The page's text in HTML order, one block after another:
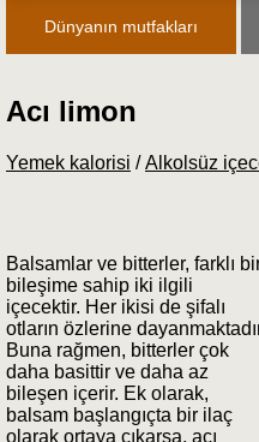
Dünyanın mutfakları
Acı limon
Yemek kalorisi /Alkolsüz
Balsamlar ve bitterler, farklı
bileşime sahip iki ilgili
içecektir. Her ikisi de şifalı
otların özlerine
Buna rağmen, bitterler çok
daha basittir ve daha az
bileşen içerir. Ek olarak,
balsam başlangıçta bir ilaç
olarak ortaya çıkarsa, acı